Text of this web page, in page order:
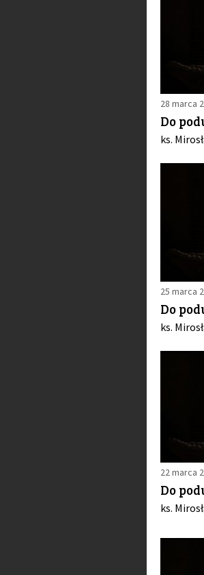
28 marca
Do
ks.
25 marca
Do
ks.
22 marca
Do
ks.